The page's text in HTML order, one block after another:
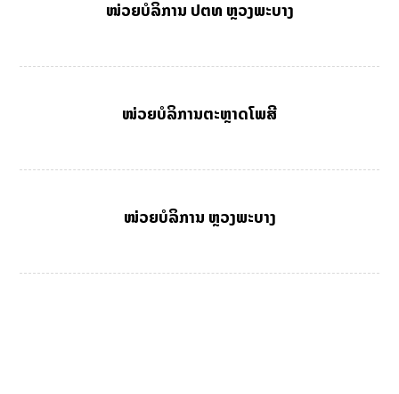
ໜ່ວຍບໍລິການ ປຕທ ຫຼວງພະບາງ
ໜ່ວຍບໍລິການຕະຫຼາດໂພສີ
ໜ່ວຍບໍລິການ ຫຼວງພະບາງ